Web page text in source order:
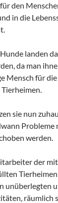
den
in die
landen
da man
Mensch für
Tierheimen.
sie nun
Probleme
werden.
der
Tierheimen
unüberlegten
räumlich